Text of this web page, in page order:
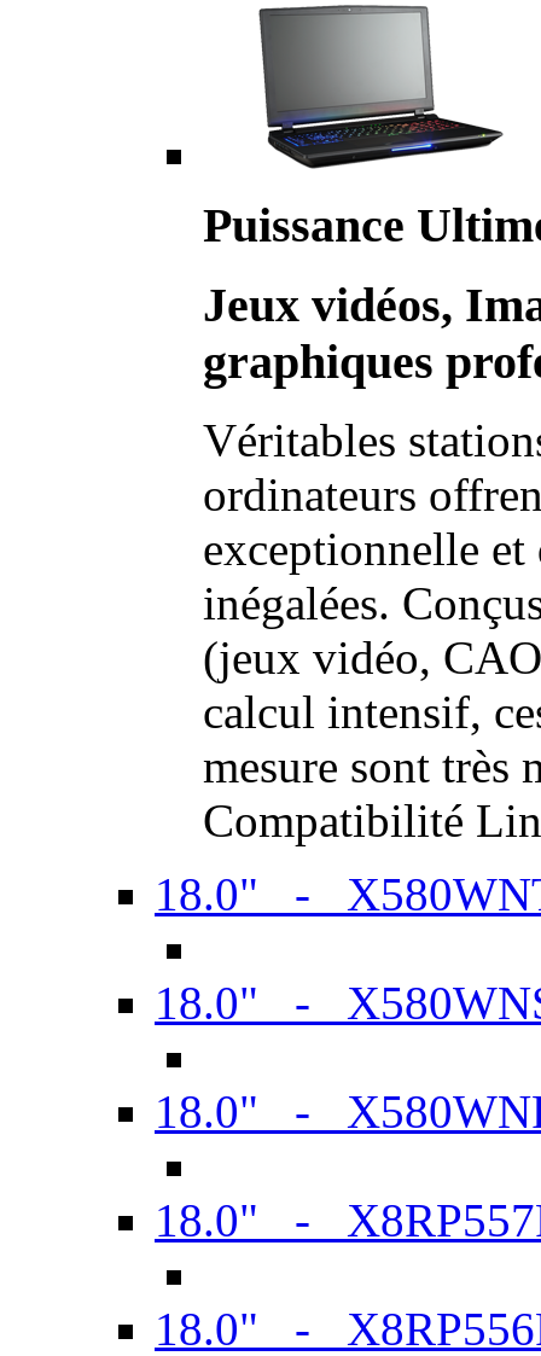
Puissance
Jeux vidéos,
graphiques
Véritables
ordinateurs
exceptionnelle et
inégalées.
(jeux vidéo,
calcul intensif,
mesure sont très
Compatibilité
18.0" -
18.0" -
18.0" -
18.0" -
18.0" -